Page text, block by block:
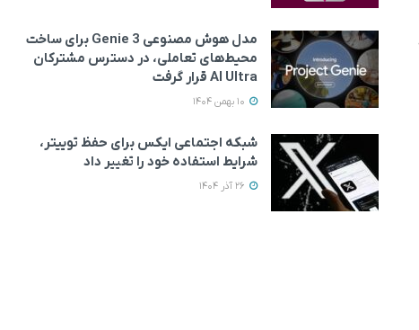
مدل هوش مصنوعی Genie 3 برای ساخت
محیط‌های تعاملی، در دسترس مشترکان
AI Ultra قرار گرفت
شبکه اجتماعی ایکس برای حفظ توییتر،
شرایط استفاده خود را تغییر داد